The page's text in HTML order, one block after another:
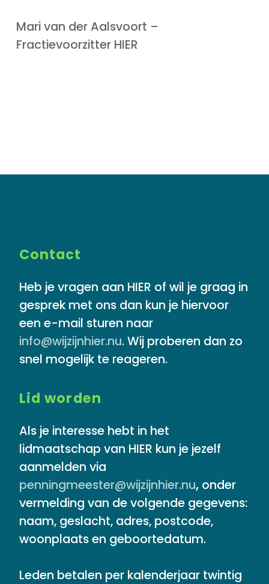
Mari van der Aalsvoort –
Fractievoorzitter HIER
Contact
Heb je vragen aan HIER of wil je graag in
gesprek met ons dan kun je hiervoor
een e-mail sturen naar
info@wijzijnhier.nu. Wij proberen dan zo
snel mogelijk te reageren.
Lid worden
Als je interesse hebt in het
lidmaatschap van HIER kun je jezelf
aanmelden via
penningmeester@wijzijnhier.nu,onder
vermelding van de volgende gegevens:
naam, geslacht, adres, postcode,
woonplaats en geboortedatum.
Leden betalen per kalenderjaar twintig